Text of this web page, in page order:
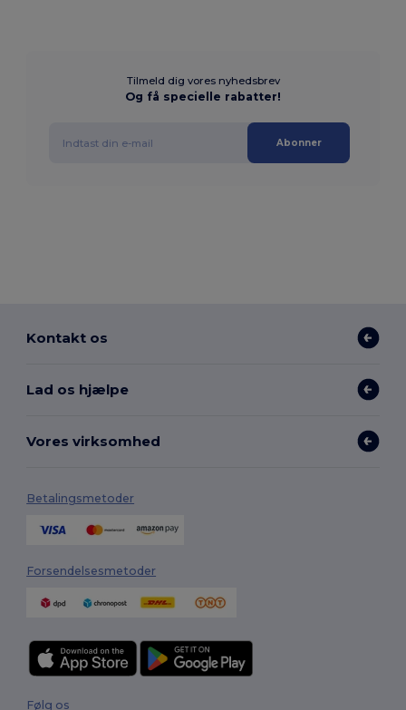
Tilmeld dig vores nyhedsbrev
Og få specielle rabatter!
Abonner
Kontakt os
Lad os hjælpe
Vores virksomhed
Betalingsmetoder
Forsendelsesmetoder
Følg os